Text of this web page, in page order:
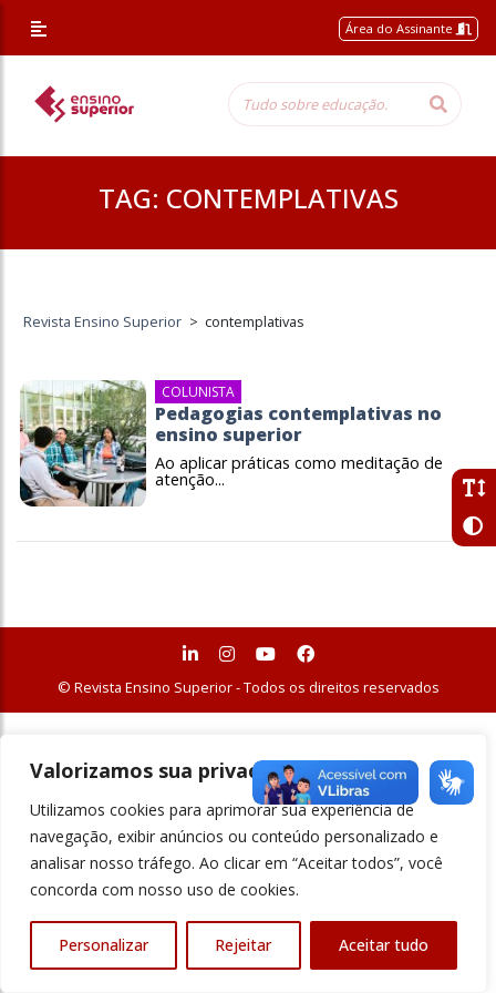
Valorizamos sua privacidade
Utilizamos cookies para aprimorar sua experiência de
navegação, exibir anúncios ou conteúdo personalizado e
analisar nosso tráfego. Ao clicar em “Aceitar todos”, você
concorda com nosso uso de cookies.
Personalizar Rejeitar Aceitar tudo
Área do Assinante
TAG: CONTEMPLATIVAS
Revista Ensino Superior > contemplativas
COLUNISTA
Pedagogias contemplativas no
ensino superior
Ao aplicar práticas como meditação de
atenção...
© Revista Ensino Superior - Todos os direitos reservados